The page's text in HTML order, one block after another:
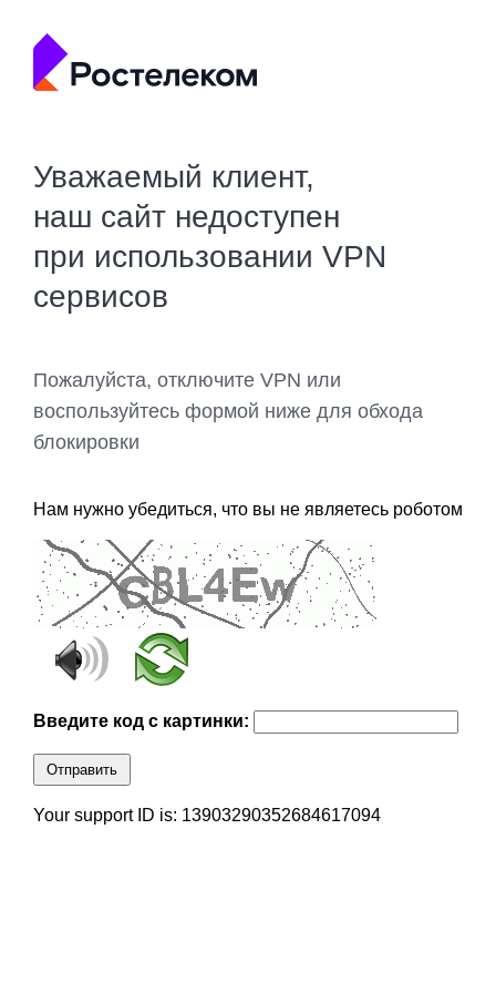
Уважаемый клиент,
наш сайт недоступен
при использовании VPN
сервисов
Пожалуйста, отключите VPN или
воспользуйтесь формой ниже для обхода
блокировки
Нам нужно убедиться, что вы не являетесь роботом
Введите код с картинки:
Отправить
Your support ID is: 13903290352684617094